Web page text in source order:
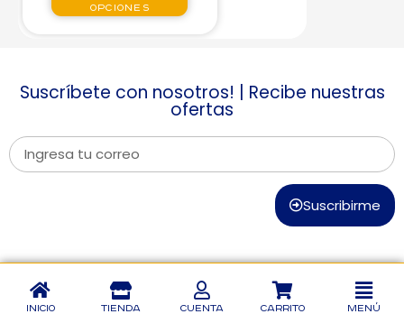
opciones
Suscríbete con nosotros! | Recibe nuestras
ofertas
Suscribirme
Inicio Tienda Cuenta Carrito Menú